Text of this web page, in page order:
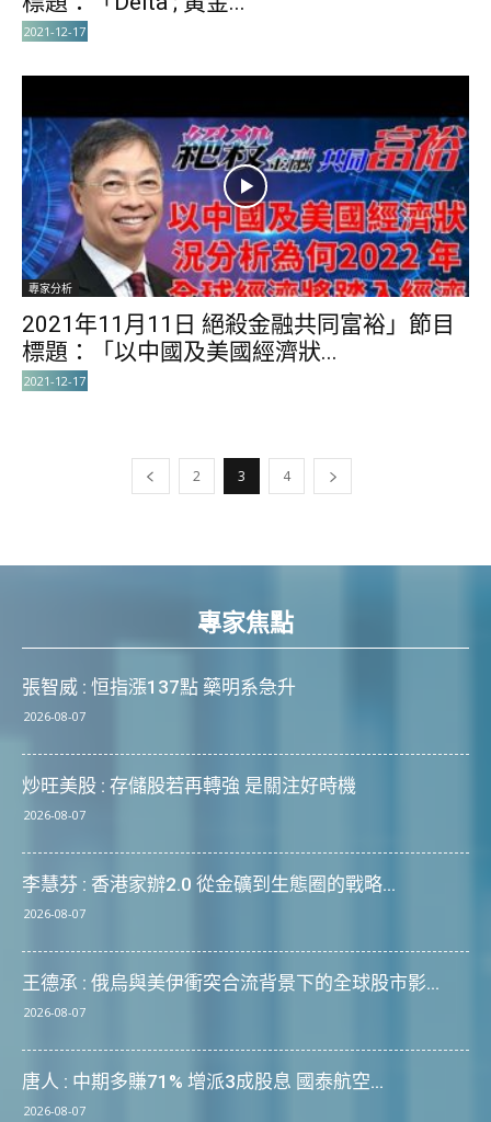
2021-12-17
專家分析
2021年11月11日 絕殺金融共同富裕」節目
標題：「以中國及美國經濟狀...
2021-12-17
2 3 4
專家焦點
張智威 : 恒指漲137點 藥明系急升
2026-08-07
炒旺美股 : 存儲股若再轉強 是關注好時機
2026-08-07
李慧芬 : 香港家辦2.0 從金礦到生態圈的戰略...
2026-08-07
王德承 : 俄烏與美伊衝突合流背景下的全球股市影...
2026-08-07
唐人 : 中期多賺71% 增派3成股息 國泰航空...
2026-08-07